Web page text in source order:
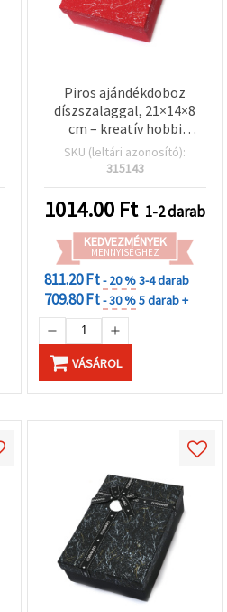
Piros ajándékdoboz
díszszalaggal, 21×14×8
cm – kreatív hobbi
csomagolás
SKU (leltári azonosító):
315143
1014.00 Ft 1-2 darab
KEDVEZMÉNYEK
MENNYISÉGHEZ
811.20 Ft- 20 %3-4 darab
709.80 Ft- 30 %5 darab +
VÁSÁROL